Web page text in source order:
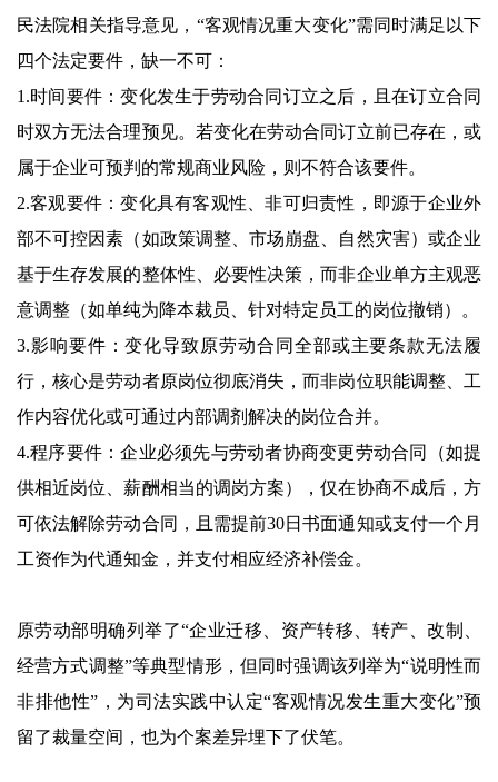
民法院相关指导意见，“客观情况重大变化”需同时满足以下
四个法定要件，缺一不可：
1.时间要件：变化发生于劳动合同订立之后，且在订立合同
时双方无法合理预见。若变化在劳动合同订立前已存在，或
属于企业可预判的常规商业风险，则不符合该要件。
2.客观要件：变化具有客观性、非可归责性，即源于企业外
部不可控因素（如政策调整、市场崩盘、自然灾害）或企业
基于生存发展的整体性、必要性决策，而非企业单方主观恶
意调整（如单纯为降本裁员、针对特定员工的岗位撤销）。
3.影响要件：变化导致原劳动合同全部或主要条款无法履
行，核心是劳动者原岗位彻底消失，而非岗位职能调整、工
作内容优化或可通过内部调剂解决的岗位合并。
4.程序要件：企业必须先与劳动者协商变更劳动合同（如提
供相近岗位、薪酬相当的调岗方案），仅在协商不成后，方
可依法解除劳动合同，且需提前30日书面通知或支付一个月
工资作为代通知金，并支付相应经济补偿金。
原劳动部明确列举了“企业迁移、资产转移、转产、改制、
经营方式调整”等典型情形，但同时强调该列举为“说明性而
非排他性”，为司法实践中认定“客观情况发生重大变化”预
留了裁量空间，也为个案差异埋下了伏笔。